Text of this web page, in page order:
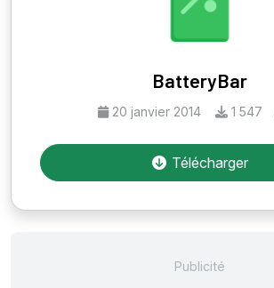
BatteryBar
20 janvier 2014 1 547
Télécharger